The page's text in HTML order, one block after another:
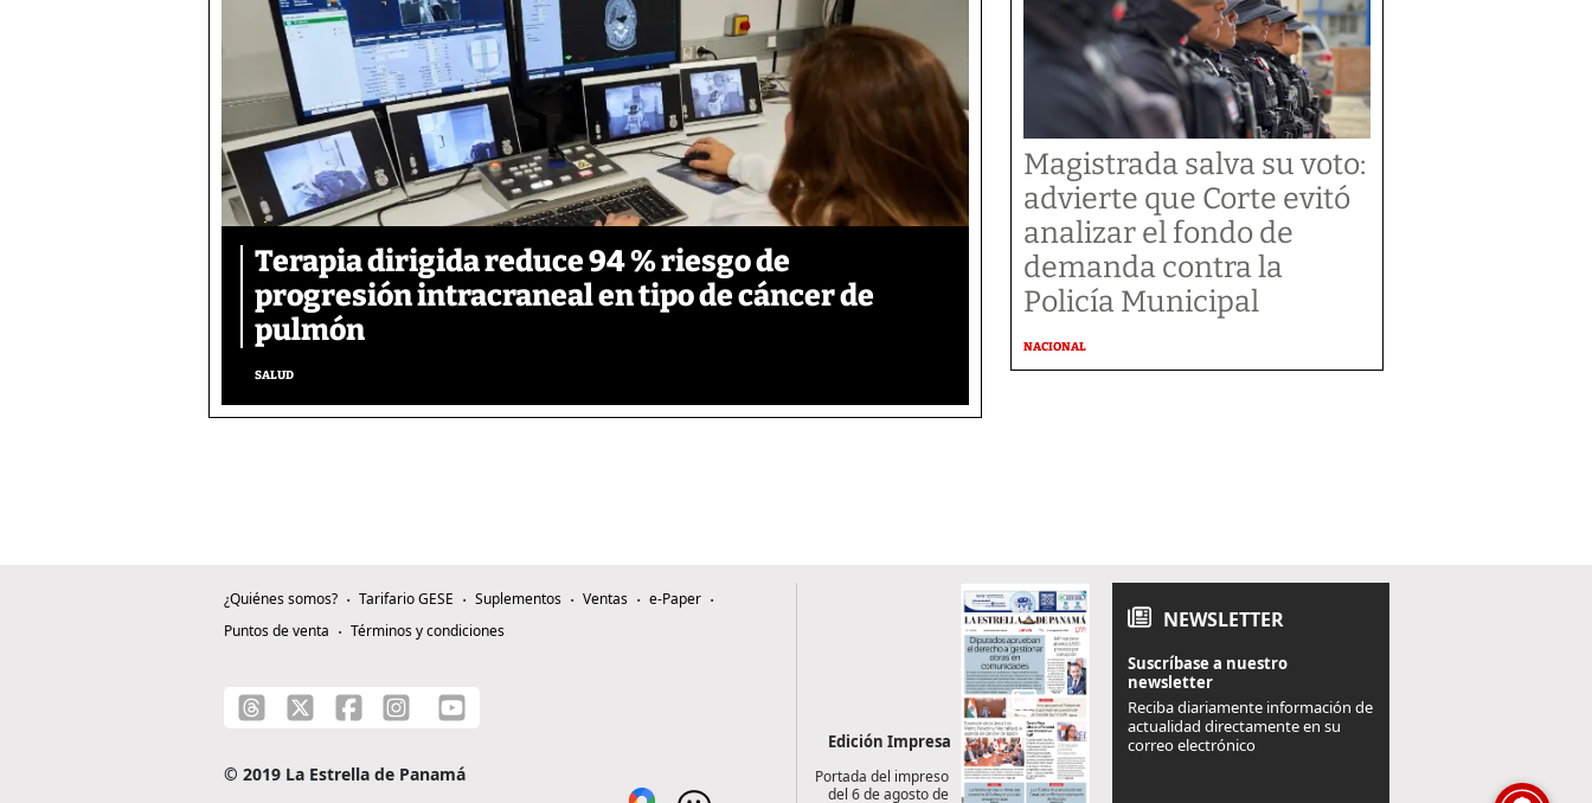
Terapia dirigida reduce 94 % riesgo de
progresión intracraneal en tipo de cáncer de
pulmón
SALUD
Magistrada salva su voto:
advierte que Corte evitó
analizar el fondo de
demanda contra la
Policía Municipal
NACIONAL
¿Quiénes somos? Tarifario GESE Suplementos Ventas
e-Paper
Puntos de venta
Términos y condiciones
© 2019 La Estrella de Panamá
Edición Impresa
Portada del impreso
del 6 de agosto de
NEWSLETTER
Suscríbase a nuestro
newsletter
Reciba diariamente información de
actualidad directamente en su
correo electrónico